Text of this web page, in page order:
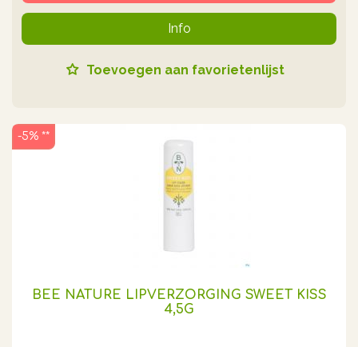
Info
Toevoegen aan favorietenlijst
BEE NATURE LIPVERZORGING SWEET KISS
4,5G
-5% **